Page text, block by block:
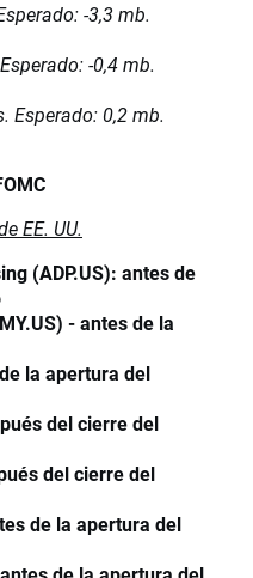
-3,3 mb.
-0,4 mb.
Esperado: 0,2 mb.
EE. UU.
(ADP.US): antes de
- antes de la
la apertura del
del cierre del
del cierre del
de la apertura del